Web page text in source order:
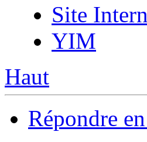
Site
YIM
Haut
Répondre